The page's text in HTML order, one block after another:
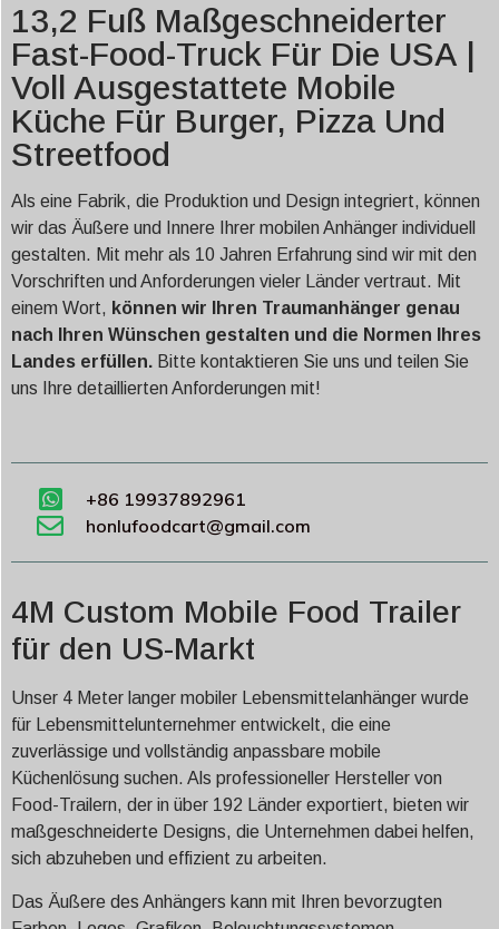
13,2 Fuß Maßgeschneiderter
Fast-Food-Truck Für Die USA |
Voll Ausgestattete Mobile
Küche Für Burger, Pizza Und
Streetfood
Als eine Fabrik, die Produktion und Design integriert, können
wir das Äußere und Innere Ihrer mobilen Anhänger individuell
gestalten. Mit mehr als 10 Jahren Erfahrung sind wir mit den
Vorschriften und Anforderungen vieler Länder vertraut. Mit
einem Wort, können wir Ihren Traumanhänger genau
nach Ihren Wünschen gestalten und die Normen Ihres
Landes erfüllen. Bitte kontaktieren Sie uns und teilen Sie
uns Ihre detaillierten Anforderungen mit!
+86 19937892961
honlufoodcart@gmail.com
4M Custom Mobile Food Trailer
für den US-Markt
Unser 4 Meter langer mobiler Lebensmittelanhänger wurde
für Lebensmittelunternehmer entwickelt, die eine
zuverlässige und vollständig anpassbare mobile
Küchenlösung suchen. Als professioneller Hersteller von
Food-Trailern, der in über 192 Länder exportiert, bieten wir
maßgeschneiderte Designs, die Unternehmen dabei helfen,
sich abzuheben und effizient zu arbeiten.
Das Äußere des Anhängers kann mit Ihren bevorzugten